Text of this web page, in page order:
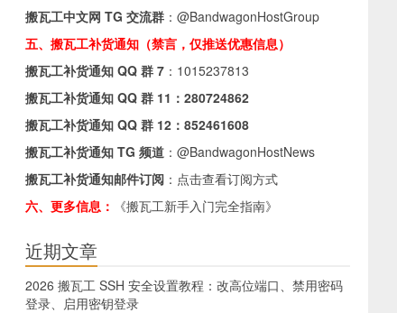
搬瓦工中文网 TG 交流群 ： @BandwagonHostGroup
五、搬瓦工补货通知（禁言，仅推送优惠信息）
搬瓦工补货通知 QQ 群 7 ： 1015237813
搬瓦工补货通知 QQ 群 11： 280724862
搬瓦工补货通知 QQ 群 12： 852461608
搬瓦工补货通知 TG 频道 ： @BandwagonHostNews
搬瓦工补货通知邮件订阅 ： 点击查看订阅方式
六、更多信息：
《搬瓦工新手入门完全指南》
近期文章
2026 搬瓦工 SSH 安全设置教程：改高位端口、禁用密码
登录、启用密钥登录